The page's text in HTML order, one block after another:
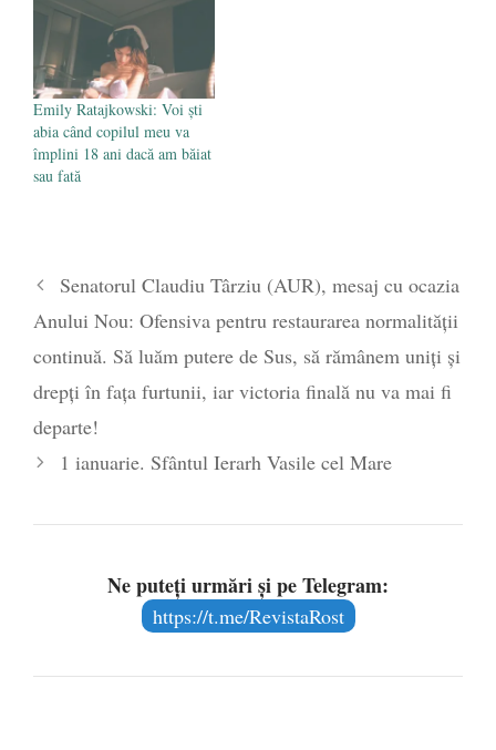
Emily Ratajkowski: Voi ști
abia când copilul meu va
împlini 18 ani dacă am băiat
sau fată
Senatorul Claudiu Târziu (AUR), mesaj cu ocazia
Anului Nou: Ofensiva pentru restaurarea normalității
continuă. Să luăm putere de Sus, să rămânem uniți și
drepți în fața furtunii, iar victoria finală nu va mai fi
departe!
1 ianuarie. Sfântul Ierarh Vasile cel Mare
Ne puteți urmări și pe Telegram:
https://t.me/RevistaRost